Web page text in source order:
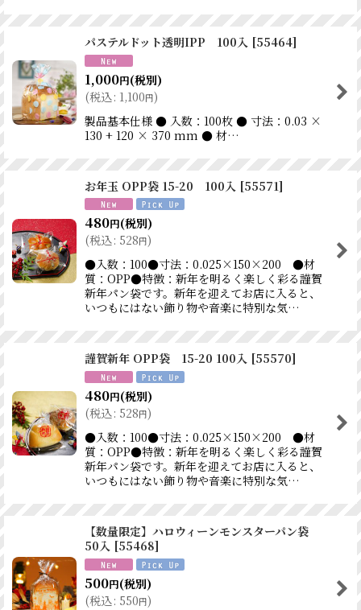
パステルドット透明IPP 100入 [55464]
1,000円(税別)
(税込: 1,100円)
製品基本仕様 ● 入数：100枚 ● 寸法：0.03 ×
130 + 120 × 370 mm ● 材…
お年玉 OPP袋 15-20 100入 [55571]
480円(税別)
(税込: 528円)
●入数：100●寸法：0.025×150×200 ●材
質：OPP●特徴：新年を明るく楽しく彩る謹賀
新年パン袋です。新年を迎えてお店に入ると、
いつもにはない飾り物や音楽に特別な気…
謹賀新年 OPP袋 15-20 100入 [55570]
480円(税別)
(税込: 528円)
●入数：100●寸法：0.025×150×200 ●材
質：OPP●特徴：新年を明るく楽しく彩る謹賀
新年パン袋です。新年を迎えてお店に入ると、
いつもにはない飾り物や音楽に特別な気…
【数量限定】ハロウィーンモンスターパン袋
50入 [55468]
500円(税別)
(税込: 550円)